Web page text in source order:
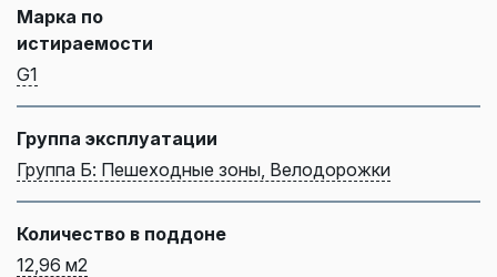
Марка по
истираемости
G1
Группа эксплуатации
Группа Б: Пешеходные зоны, Велодорожки
Количество в поддоне
12,96 м2